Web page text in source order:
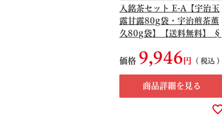
入銘茶セット E-A【宇治玉
露甘露80g袋・宇治煎茶薫
久80g袋】【送料無料】 §
091349
価格 9,946 税込
商品詳細を見る